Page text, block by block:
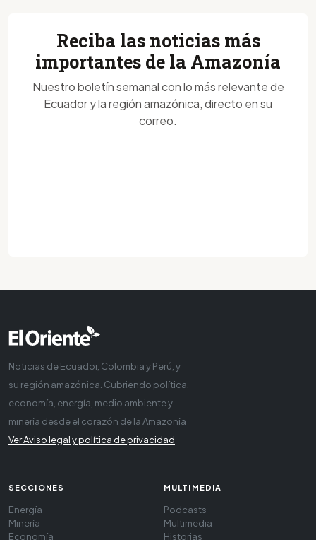
Reciba las noticias más
importantes de la Amazonía
Nuestro boletín semanal con lo más relevante de
Ecuador y la región amazónica, directo en su
correo.
Noticias de Ecuador, Colombia y Perú, y
su región amazónica. Cubriendo política,
economía, energía, medio ambiente y
minería desde el corazón de la Amazonía
Ver Aviso legal y política de privacidad
SECCIONES
Energía
Minería
Economía
MULTIMEDIA
Podcasts
Multimedia
Historias